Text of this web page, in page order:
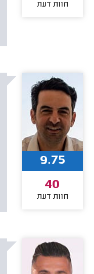
חוות דעת
9.75
40
חוות דעת